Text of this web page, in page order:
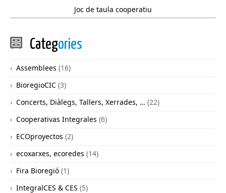
Joc de taula cooperatiu
Categories
Assemblees (16)
BioregioCIC (3)
Concerts, Diàlegs, Tallers, Xerrades, … (22)
Cooperativas Integrales (6)
ECOproyectos (2)
ecoxarxes, ecoredes (14)
Fira Bioregió (1)
IntegralCES & CES (5)